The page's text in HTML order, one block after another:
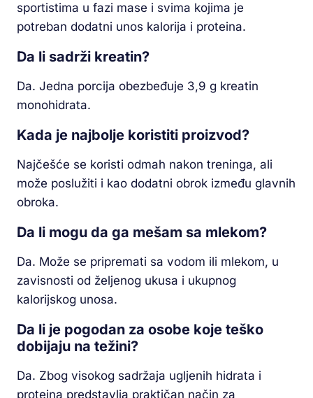
sportistima u fazi mase i svima kojima je
potreban dodatni unos kalorija i proteina.
Da li sadrži kreatin?
Da. Jedna porcija obezbeđuje 3,9 g kreatin
monohidrata.
Kada je najbolje koristiti proizvod?
Najčešće se koristi odmah nakon treninga, ali
može poslužiti i kao dodatni obrok između glavnih
obroka.
Da li mogu da ga mešam sa mlekom?
Da. Može se pripremati sa vodom ili mlekom, u
zavisnosti od željenog ukusa i ukupnog
kalorijskog unosa.
Da li je pogodan za osobe koje teško
dobijaju na težini?
Da. Zbog visokog sadržaja ugljenih hidrata i
proteina predstavlja praktičan način za